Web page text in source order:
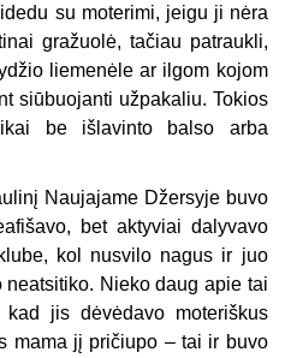
su moterimi, jeigu ji nėra
gražuolė, tačiau patraukli,
liemenėle ar ilgom kojom
siūbuojanti užpakaliu. Tokios
be išlavinto balso arba
Naujajame Džersyje buvo
bet aktyviai dalyvavo
kol nusvilo nagus ir juo
Nieko daug apie tai
jis dėvėdavo moteriškus
mama jį pričiupo – tai ir buvo